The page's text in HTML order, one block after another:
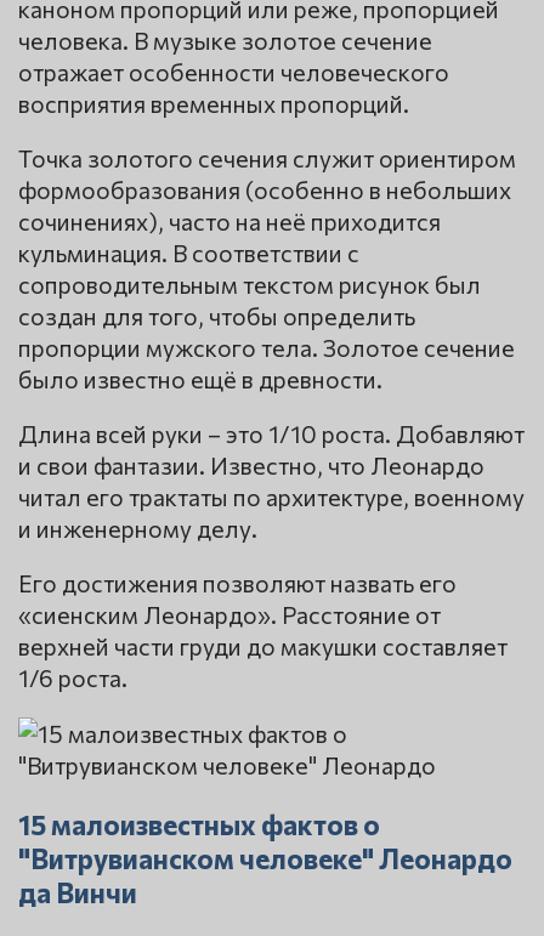
каноном пропорций или реже, пропорцией
человека. В музыке золотое сечение
отражает особенности человеческого
восприятия временных пропорций.
Точка золотого сечения служит ориентиром
формообразования (особенно в небольших
сочинениях), часто на неё приходится
кульминация. В соответствии с
сопроводительным текстом рисунок был
создан для того, чтобы определить
пропорции мужского тела. Золотое сечение
было известно ещё в древности.
Длина всей руки – это 1/10 роста. Добавляют
и свои фантазии. Известно, что Леонардо
читал его трактаты по архитектуре, военному
и инженерному делу.
Его достижения позволяют назвать его
«сиенским Леонардо». Расстояние от
верхней части груди до макушки составляет
1/6 роста.
15 малоизвестных фактов о
"Витрувианском человеке" Леонардо
да Винчи